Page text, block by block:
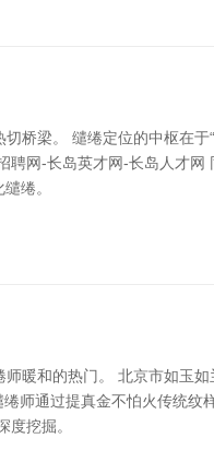
桥梁。 缱绻定位的中枢在于
网-长岛英才网-长岛人才网
绻。
暖和的热门。 北京市如玉
师通过提真金不怕火传统纹
挖掘。